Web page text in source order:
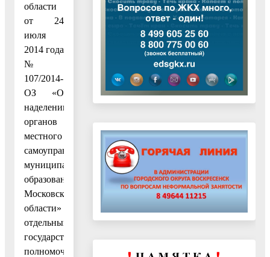
области
от 24
июля
2014 года
№
107/2014-
ОЗ «О
наделении
органов
местного
самоуправления
муниципальных
образований
Московской
области»
отдельными
государственными
полномочиями